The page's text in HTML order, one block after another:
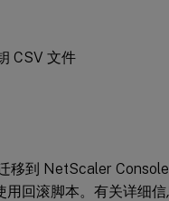
CSV 文件
移到 NetScaler
回滚脚本。有关详细